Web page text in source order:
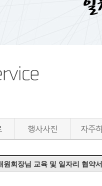
행사사진 자주
원회장님 교육 및 일자리 협약